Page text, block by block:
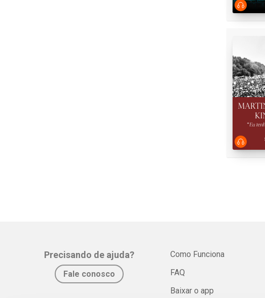
Precisando de ajuda?
Fale conosco
Como Funciona
FAQ
Baixar o app